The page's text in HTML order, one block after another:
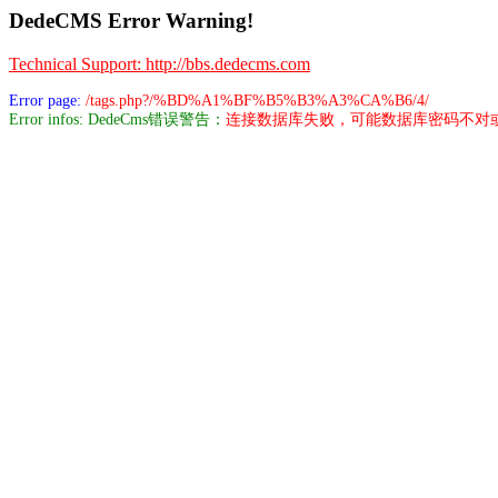
DedeCMS Error Warning!
Technical Support: http://bbs.dedecms.com
Error page: /tags.php?/%BD%A1%BF%B5%B3%A3%CA%B6/4/
Error infos: DedeCms错误警告： 连接数据库失败，可能数据库密码不对